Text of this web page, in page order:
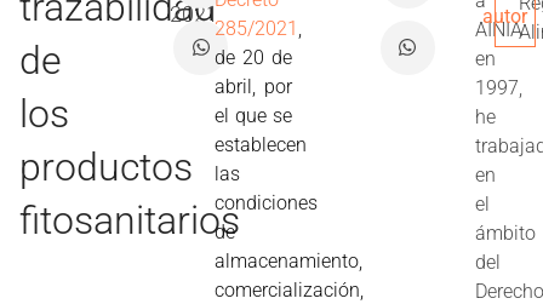
de
los
productos
fitosanitarios
2021
285/2021
de 20 de
abril, por
el que se
establecen
las
condiciones
de
almacenamiento,
comercialización,
AINIA
en
1997,
he
en
el
ámbito
del
autor